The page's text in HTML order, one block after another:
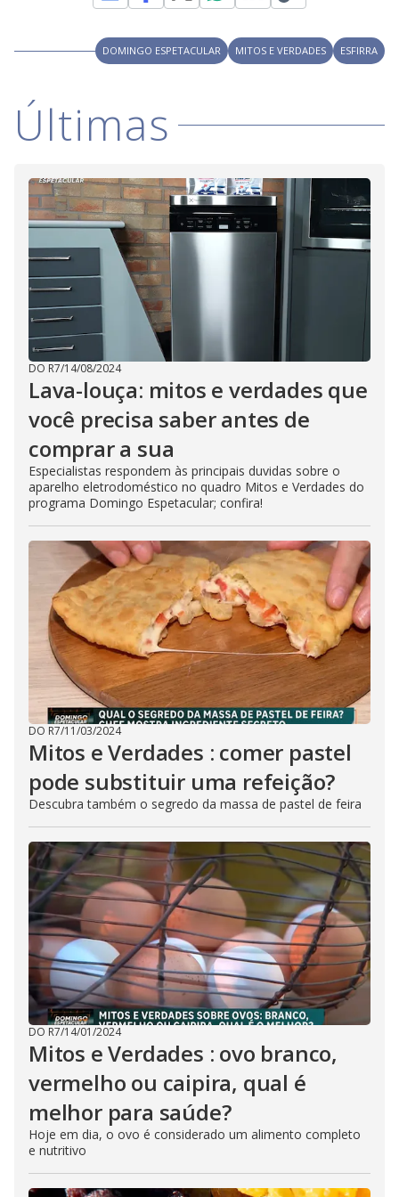
V
e
o
DOMINGO ESPETACULAR MITOS E VERDADES ESFIRRA
Últimas
DO R7/14/08/2024
Lava-louça: mitos e verdades que
você precisa saber antes de
comprar a sua
Especialistas respondem às principais duvidas sobre o
aparelho eletrodoméstico no quadro Mitos e Verdades do
programa Domingo Espetacular; confira!
DO R7/11/03/2024
Mitos e Verdades : comer pastel
pode substituir uma refeição?
Descubra também o segredo da massa de pastel de feira
DO R7/14/01/2024
Mitos e Verdades : ovo branco,
vermelho ou caipira, qual é
melhor para saúde?
Hoje em dia, o ovo é considerado um alimento completo
e nutritivo